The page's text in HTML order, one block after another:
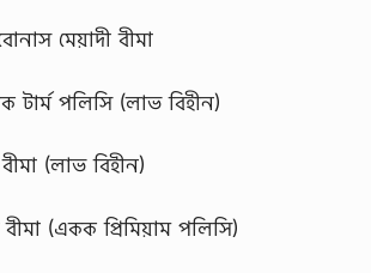
মেয়াদী বীমা
টার্ম পলিসি (লাভ বিহীন)
(লাভ বিহীন)
(একক প্রিমিয়াম পলিসি)